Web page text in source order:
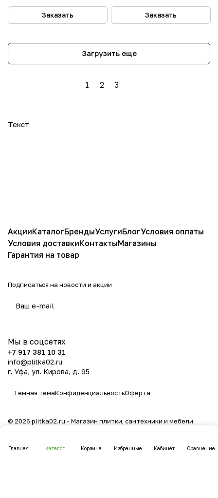
Заказать Заказать
Загрузить еще
1 2 3
Текст
Главная Каталог Корзина Избранные Кабинет Сравнение
АкцииКаталогБрендыУслугиБлогУсловия оплаты
Условия доставкиКонтактыМагазины
Гарантия на товар
Подписаться на новости и акции
Мы в соцсетях
+7 917 381 10 31
info@plitka02.ru
г. Уфа, ул. Кирова, д. 95
Темная темаКонфиденциальностьОферта
© 2026 plitka02.ru - Магазин плитки, сантехники и мебели